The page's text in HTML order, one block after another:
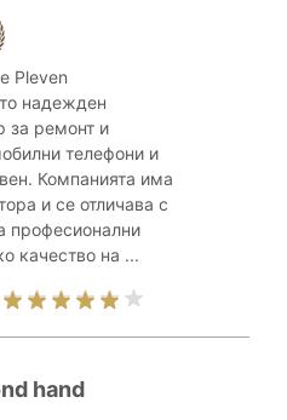
Pleven
надежден
за ремонт и
телефони и
Компанията има
и се отличава с
професионални
качество на ...
hand